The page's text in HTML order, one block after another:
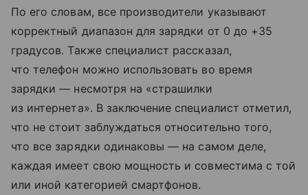
По его словам, все производители указывают
корректный диапазон для зарядки от 0 до +35
градусов. Также специалист рассказал,
что телефон можно использовать во время
зарядки — несмотря на «страшилки
из интернета». В заключение специалист отметил,
что не стоит заблуждаться относительно того,
что все зарядки одинаковы — на самом деле,
каждая имеет свою мощность и совместима с той
или иной категорией смартфонов.